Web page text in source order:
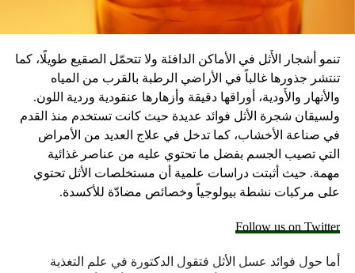
تنمو أشجار الأَثل في الأماكن الدافئة ولا تتحمّل الصقيع طويلًا، كما
تنتشر جذورها غالباً في الأراضي الرطبة بالقرب من المياه
والأنهار والأَودية، أوراقها دقيقة وأزهارها عنقودية وردية اللون.
ولسيقان شجرة الأثل فوائد عديدة حيث كانت تستخدم منذ القدم
في صناعة الأخشاب، كما تدخل في علاج العديد من الأمراض
التي تصيب الجسم بفضل ما تحتوي عليه من عناصر غذائية
مهمة. حيث أثبتت دراسات علمية أن مستخلصات الأثل تحتوي
على مركبات نشطة بيولوجياً وخصائص مضادّة للأكسدة.
Follow us on Twitter
أما حول فوائد عسل الأثل فتقول الدكتورة في علم التغذية